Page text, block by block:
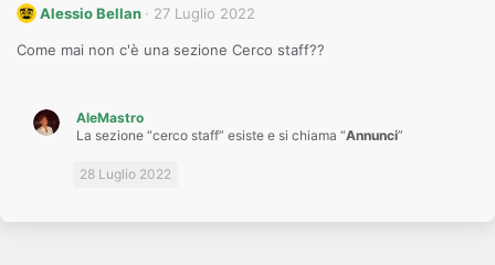
t
o
Alessio Bellan 27 Luglio 2022
Come mai non c'è una sezione Cerco staff??
AleMastro
La sezione “cerco staff” esiste e si chiama “Annunci”
28 Luglio 2022